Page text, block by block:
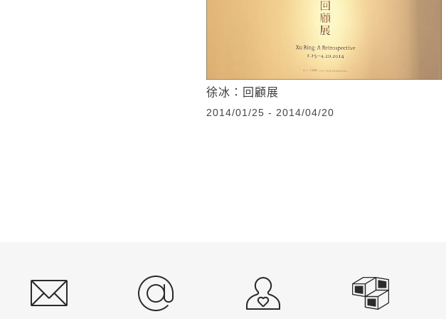
徐冰：回顧展
2014/01/25 - 2014/04/20